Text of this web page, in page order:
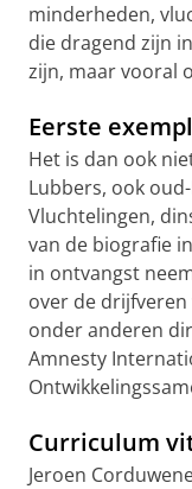
minderheden,
die dragend zijn
zijn, maar vooral
Eerste
Het is dan ook
Lubbers, ook
Vluchtelingen,
van de biografie
in ontvangst
over de
onder anderen
Amnesty
Curriculum
Jeroen